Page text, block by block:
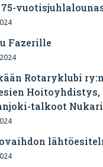
Fazerille
Rotaryklubi
Hoitoyhdistys,
talkoot